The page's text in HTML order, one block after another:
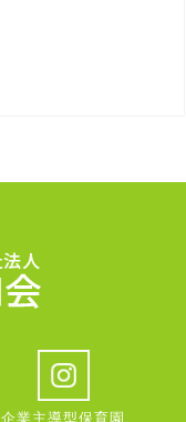
企業主導型保育園